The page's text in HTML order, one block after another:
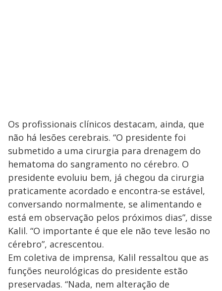
Os profissionais clínicos destacam, ainda, que
não há lesões cerebrais. “O presidente foi
submetido a uma cirurgia para drenagem do
hematoma do sangramento no cérebro. O
presidente evoluiu bem, já chegou da cirurgia
praticamente acordado e encontra-se estável,
conversando normalmente, se alimentando e
está em observação pelos próximos dias”, disse
Kalil. “O importante é que ele não teve lesão no
cérebro”, acrescentou.
Em coletiva de imprensa, Kalil ressaltou que as
funções neurológicas do presidente estão
preservadas. “Nada, nem alteração de